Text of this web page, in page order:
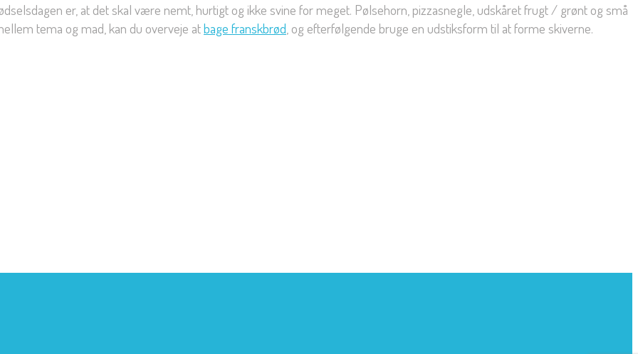
er, at det skal være nemt, hurtigt og ikke svine for meget. Pølsehorn, pizzasnegle, udskåret frugt / grønt og små
tema og mad, kan du overveje atbage franskbrød, og efterfølgende bruge en udstiksform til at forme skiverne.